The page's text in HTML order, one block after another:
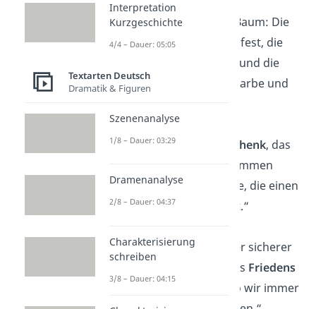
„Familie ist wie ein Baum: Die
Wurzeln
halten uns fest, die
bieten Schutz, und die
Blätter
geben uns Farbe und
„Das schönste Geschenk, das
man im Leben bekommen
kann, ist eine Familie, die einen
bedingungslos
liebt.“
„Die Familie ist unser sicherer
, unser Ort des Friedens
— wo wir immer
Interpretation
Kurzgeschichte
4/4 – Dauer: 05:05
Textarten Deutsch
Dramatik & Figuren
Szenenanalyse
1/8 – Dauer: 03:29
Dramenanalyse
2/8 – Dauer: 04:37
Charakterisierung
schreiben
3/8 – Dauer: 04:15